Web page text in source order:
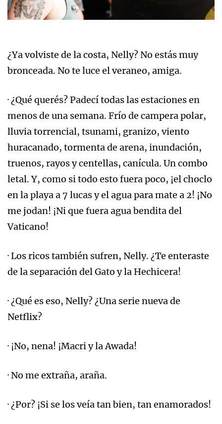
¿Ya volviste de la costa, Nelly? No estás muy
bronceada. No te luce el veraneo, amiga.
· ¿Qué querés? Padecí todas las estaciones en
menos de una semana. Frío de campera polar,
lluvia torrencial, tsunami, granizo, viento
huracanado, tormenta de arena, inundación,
truenos, rayos y centellas, canícula. Un combo
letal. Y, como si todo esto fuera poco, ¡el choclo
en la playa a 7 lucas y el agua para mate a 2! ¡No
me jodan! ¡Ni que fuera agua bendita del
Vaticano!
· Los ricos también sufren, Nelly. ¿Te enteraste
de la separación del Gato y la Hechicera!
· ¿Qué es eso, Nelly? ¿Una serie nueva de
Netflix?
· ¡No, nena! ¡Macri y la Awada!
· No me extraña, araña.
· ¿Por? ¡Si se los veía tan bien, tan enamorados!